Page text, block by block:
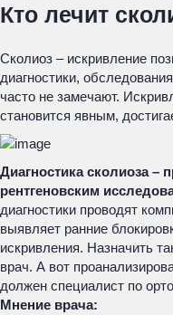
Кто лечит
Сколиоз – искривление
диагностики,
часто не замечают.
становится явным,
Диагностика сколиоза
рентгеновским
диагностики проводят
выявляет ранние
искривления. Назначить
врач. А вот
должен специалист по
Мнение врача: